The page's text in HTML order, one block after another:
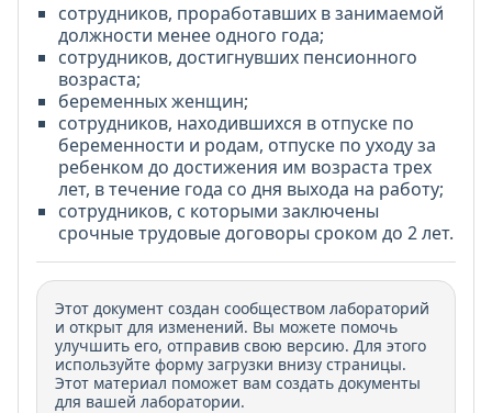
сотрудников, проработавших в занимаемой
должности менее одного года;
сотрудников, достигнувших пенсионного
возраста;
беременных женщин;
сотрудников, находившихся в отпуске по
беременности и родам, отпуске по уходу за
ребенком до достижения им возраста трех
лет, в течение года со дня выхода на работу;
сотрудников, с которыми заключены
срочные трудовые договоры сроком до 2 лет.
Этот документ создан сообществом лабораторий
и открыт для изменений. Вы можете помочь
улучшить его, отправив свою версию. Для этого
используйте форму загрузки внизу страницы.
Этот материал поможет вам создать документы
для вашей лаборатории.